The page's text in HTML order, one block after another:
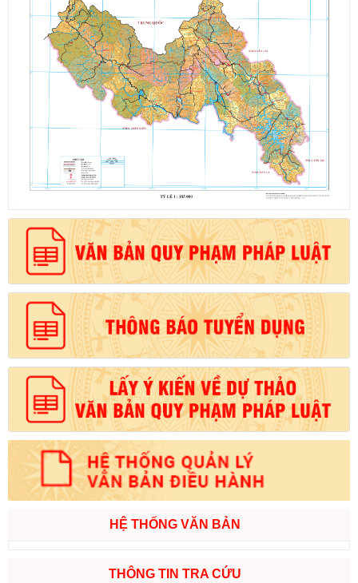
HỆ THỐNG VĂN BẢN
THÔNG TIN TRA CỨU